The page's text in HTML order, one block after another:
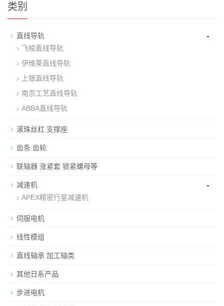
类别
直线导轨 -
飞梭直线导轨
伊维莱直线导轨
上银直线导轨
南京工艺直线导轨
ABBA直线导轨
滚珠丝杠 支撑座
齿条 齿轮
联轴器 涨紧套 锁紧螺母等
减速机 -
APEX精密行星减速机
伺服电机
线性模组
直线轴承 加工轴类
其他日系产品
步进电机